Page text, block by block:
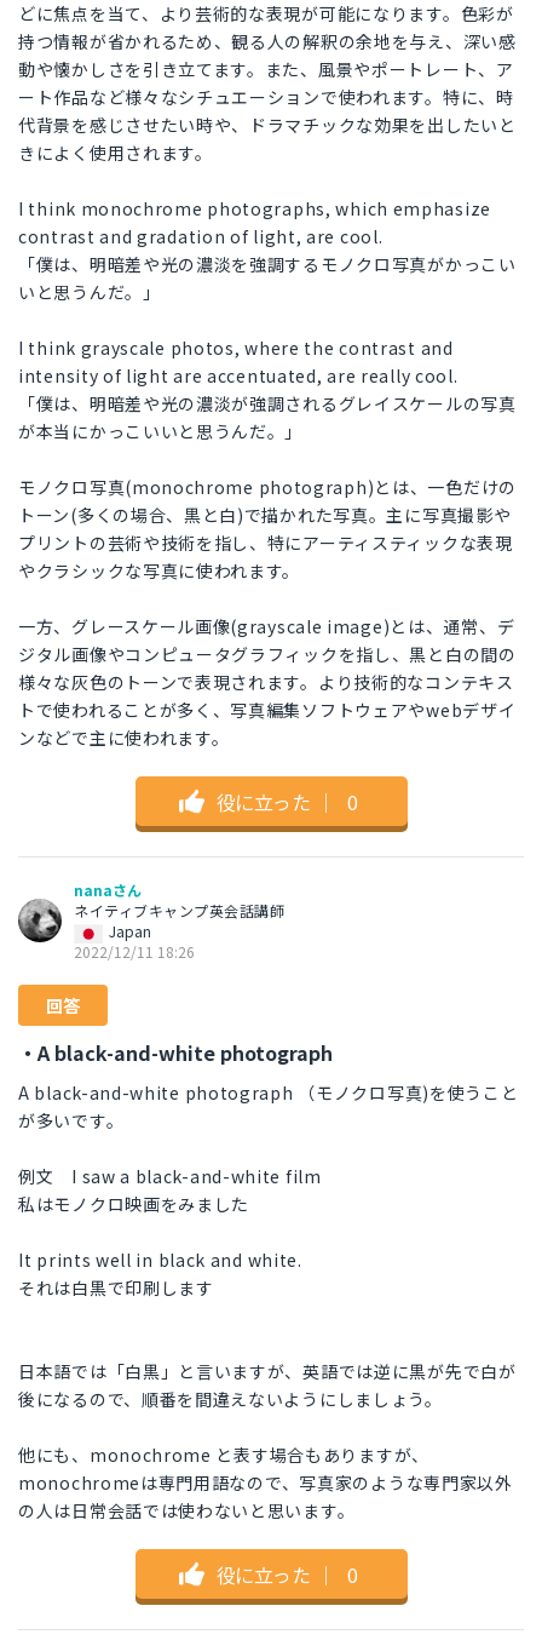
どに焦点を当て、より芸術的な表現が可能になります。色彩が
持つ情報が省かれるため、観る人の解釈の余地を与え、深い感
動や懐かしさを引き立てます。また、風景やポートレート、ア
ート作品など様々なシチュエーションで使われます。特に、時
代背景を感じさせたい時や、ドラマチックな効果を出したいと
きによく使用されます。
I think monochrome photographs, which emphasize
contrast and gradation of light, are cool.
「僕は、明暗差や光の濃淡を強調するモノクロ写真がかっこい
いと思うんだ。」
I think grayscale photos, where the contrast and
intensity of light are accentuated, are really cool.
「僕は、明暗差や光の濃淡が強調されるグレイスケールの写真
が本当にかっこいいと思うんだ。」
モノクロ写真(monochrome photograph)とは、一色だけの
トーン(多くの場合、黒と白)で描かれた写真。主に写真撮影や
プリントの芸術や技術を指し、特にアーティスティックな表現
やクラシックな写真に使われます。
一方、グレースケール画像(grayscale image)とは、通常、デ
ジタル画像やコンピュータグラフィックを指し、黒と白の間の
様々な灰色のトーンで表現されます。より技術的なコンテキス
トで使われることが多く、写真編集ソフトウェアやwebデザイ
ンなどで主に使われます。
役に立った ｜ 0
nanaさん
ネイティブキャンプ英会話講師
Japan
2022/12/11 18:26
回答
・A black-and-white photograph
A black-and-white photograph （モノクロ写真)を使うこと
が多いです。
例文 I saw a black-and-white film
私はモノクロ映画をみました
It prints well in black and white.
それは白黒で印刷します
日本語では「白黒」と言いますが、英語では逆に黒が先で白が
後になるので、順番を間違えないようにしましょう。
他にも、monochrome と表す場合もありますが、
monochromeは専門用語なので、写真家のような専門家以外
の人は日常会話では使わないと思います。
役に立った ｜ 0